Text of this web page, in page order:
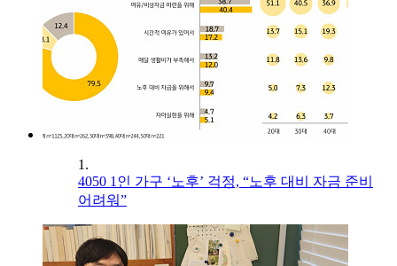
1.
4050 1인 가구 ‘노후’ 걱정, “노후 대비 자금 준비
어려워”